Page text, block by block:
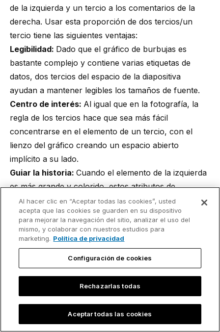
de la izquierda y un tercio a los comentarios de la
derecha. Usar esta proporción de dos tercios/un
tercio tiene las siguientes ventajas:
Legibilidad: Dado que el gráfico de burbujas es
bastante complejo y contiene varias etiquetas de
datos, dos tercios del espacio de la diapositiva
ayudan a mantener legibles los tamaños de fuente.
Centro de interés: Al igual que en la fotografía, la
regla de los tercios hace que sea más fácil
concentrarse en el elemento de un tercio, con el
lienzo del gráfico creando un espacio abierto
implícito a su lado.
Guiar la historia: Cuando el elemento de la izquierda
es más grande y colorido, estos atributos de
preatención ayudarán a dar al lector una primera
impresión visual del gráfico antes de enfrentarse a
más detalles en los comentarios.
Al hacer clic en “Aceptar todas las cookies”, usted
acepta que las cookies se guarden en su dispositivo
para mejorar la navegación del sitio, analizar el uso del
mismo, y colaborar con nuestros estudios para
marketing. Política de privacidad
Configuración de cookies
Rechazarlas todas
Aceptar todas las cookies